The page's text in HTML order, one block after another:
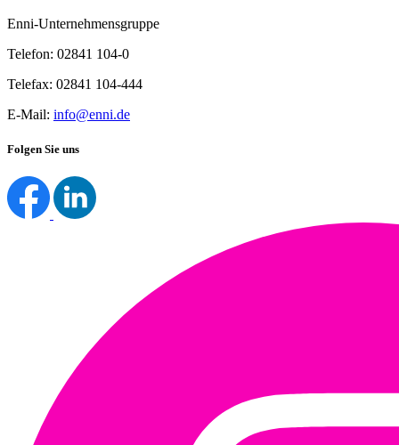
Enni-Unternehmensgruppe
Telefon: 02841 104-0
Telefax: 02841 104-444
E-Mail: info@enni.de
Folgen Sie uns